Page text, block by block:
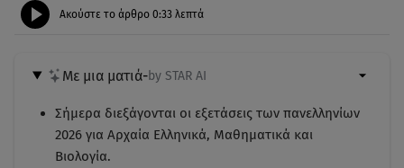
Ακούστε το άρθρο 0:33 λεπτά
Με μια ματιά-by STAR AI
Σήμερα διεξάγονται οι εξετάσεις των πανελληνίων
2026 για Αρχαία Ελληνικά, Μαθηματικά και
Βιολογία.